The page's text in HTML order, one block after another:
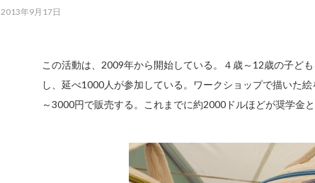
2013年9月17日
この活動は、2009年から開始している。４歳～12歳の子ど
し、延べ1000人が参加している。ワークショップで描いた
～3000円で販売する。これまでに約2000ドルほどが奨学金と